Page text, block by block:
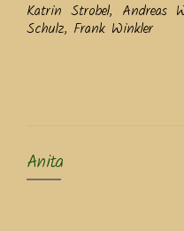
Katrin Strobel, Andreas
Schulz, Frank Winkler
Anita